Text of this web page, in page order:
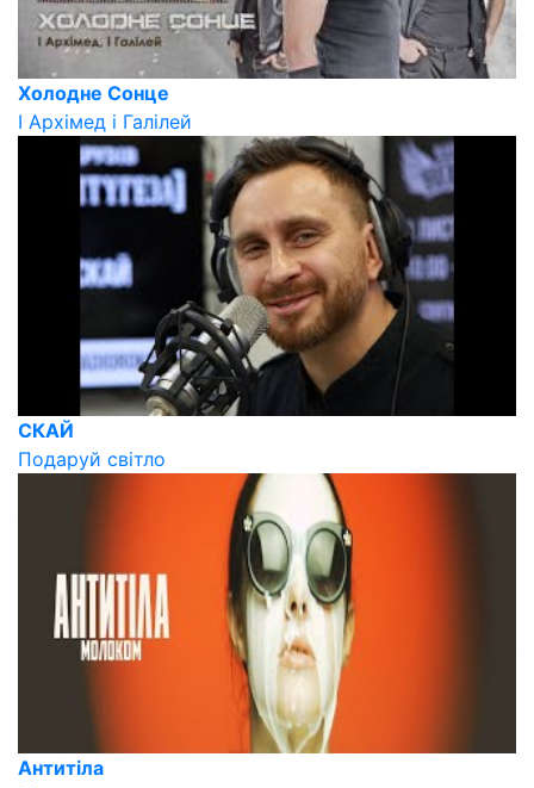
Холодне Сонце
І Архімед і Галілей
СКАЙ
Подаруй світло
Антитіла